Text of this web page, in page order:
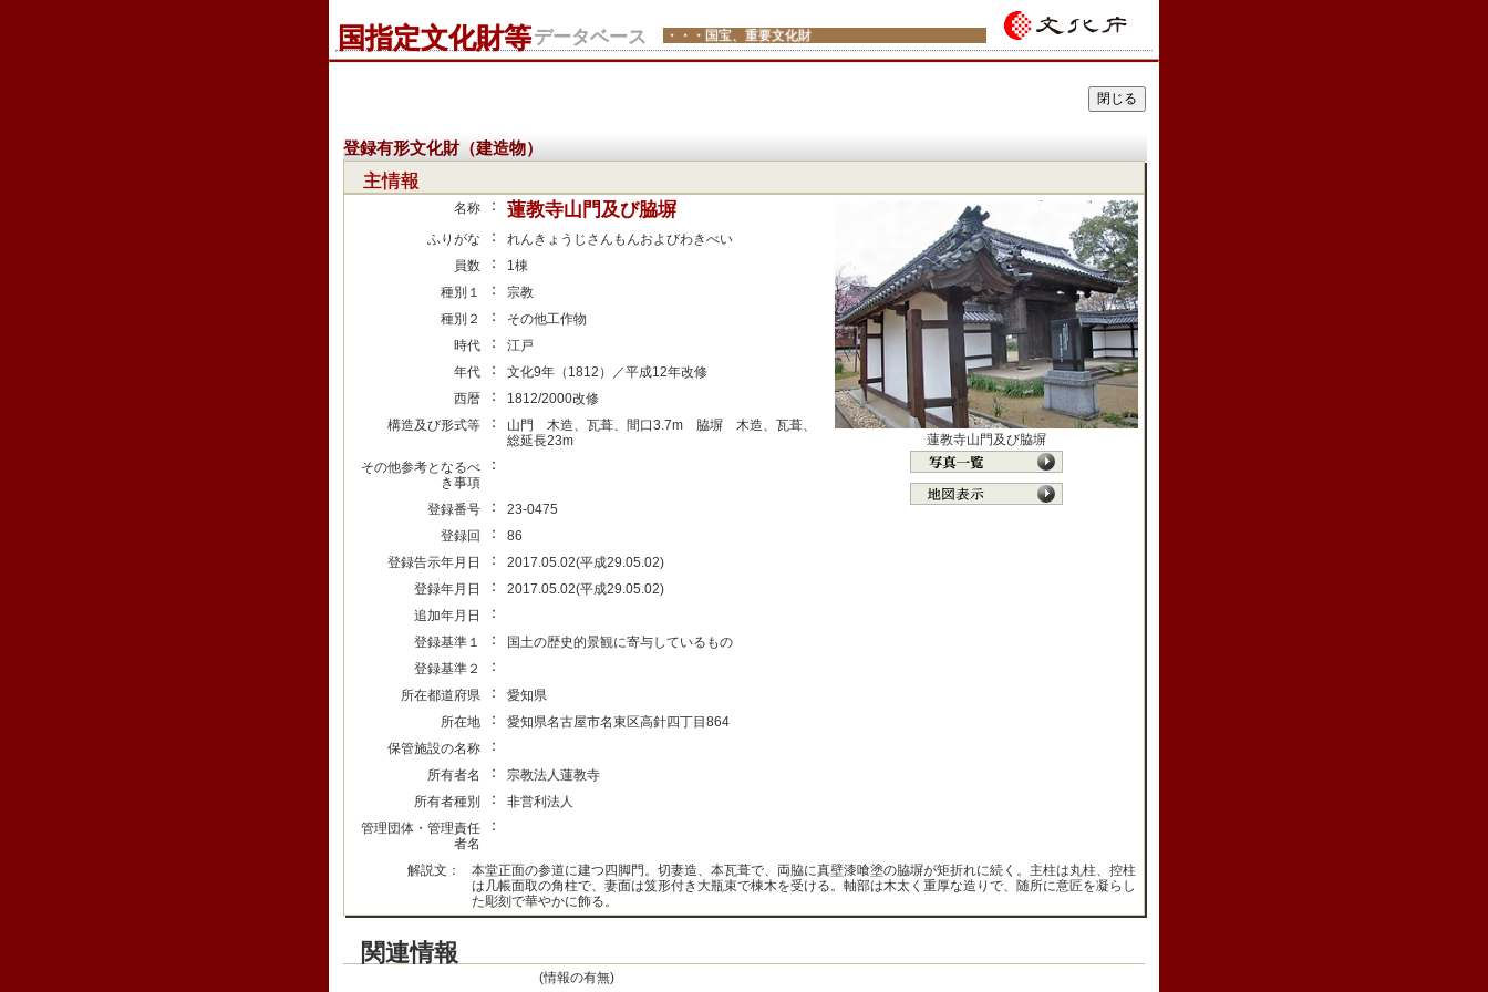
国指定文化財等データベース ・・・国宝、重要文化財
登録有形文化財（建造物）
主情報
名称 ： 蓮教寺山門及び脇塀
ふりがな ：
れんきょうじさんもんおよびわきべい
員数
：
1棟
種別１
：
宗教
種別２
：
その他工作物
時代
：
江戸
年代
：
文化9年（1812）／平成12年改修
西暦
：
1812/2000改修
構造及び形式等
：
山門 木造、瓦葺、間口3.7m 脇塀 木造、瓦葺、
総延長23m
その他参考となるべ
き事項
：
登録番号 ：
23-0475
登録回
：
86
登録告示年月日
：
2017.05.02(平成29.05.02)
登録年月日
：
2017.05.02(平成29.05.02)
追加年月日
：
登録基準１ ：
国土の歴史的景観に寄与しているもの
登録基準２
：
所在都道府県 ：
愛知県
所在地
：
愛知県名古屋市名東区高針四丁目864
保管施設の名称
：
所有者名 ：
宗教法人蓮教寺
所有者種別
：
非営利法人
管理団体・管理責任
者名
：
蓮教寺山門及び脇塀
解説文：
本堂正面の参道に建つ四脚門。切妻造、本瓦葺で、両脇に真壁漆喰塗の脇塀が矩折れに続く。主柱は丸柱、控柱
は几帳面取の角柱で、妻面は笈形付き大瓶束で棟木を受ける。軸部は木太く重厚な造りで、随所に意匠を凝らし
た彫刻で華やかに飾る。
関連情報
(情報の有無)